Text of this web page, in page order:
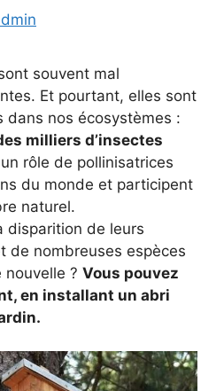
souvent mal
Et pourtant, elles sont
dans nos écosystèmes :
milliers d’insectes
rôle de pollinisatrices
du monde et participent
naturel.
disparition de leurs
de nombreuses espèces
nouvelle ? Vous pouvez
en installant un abri